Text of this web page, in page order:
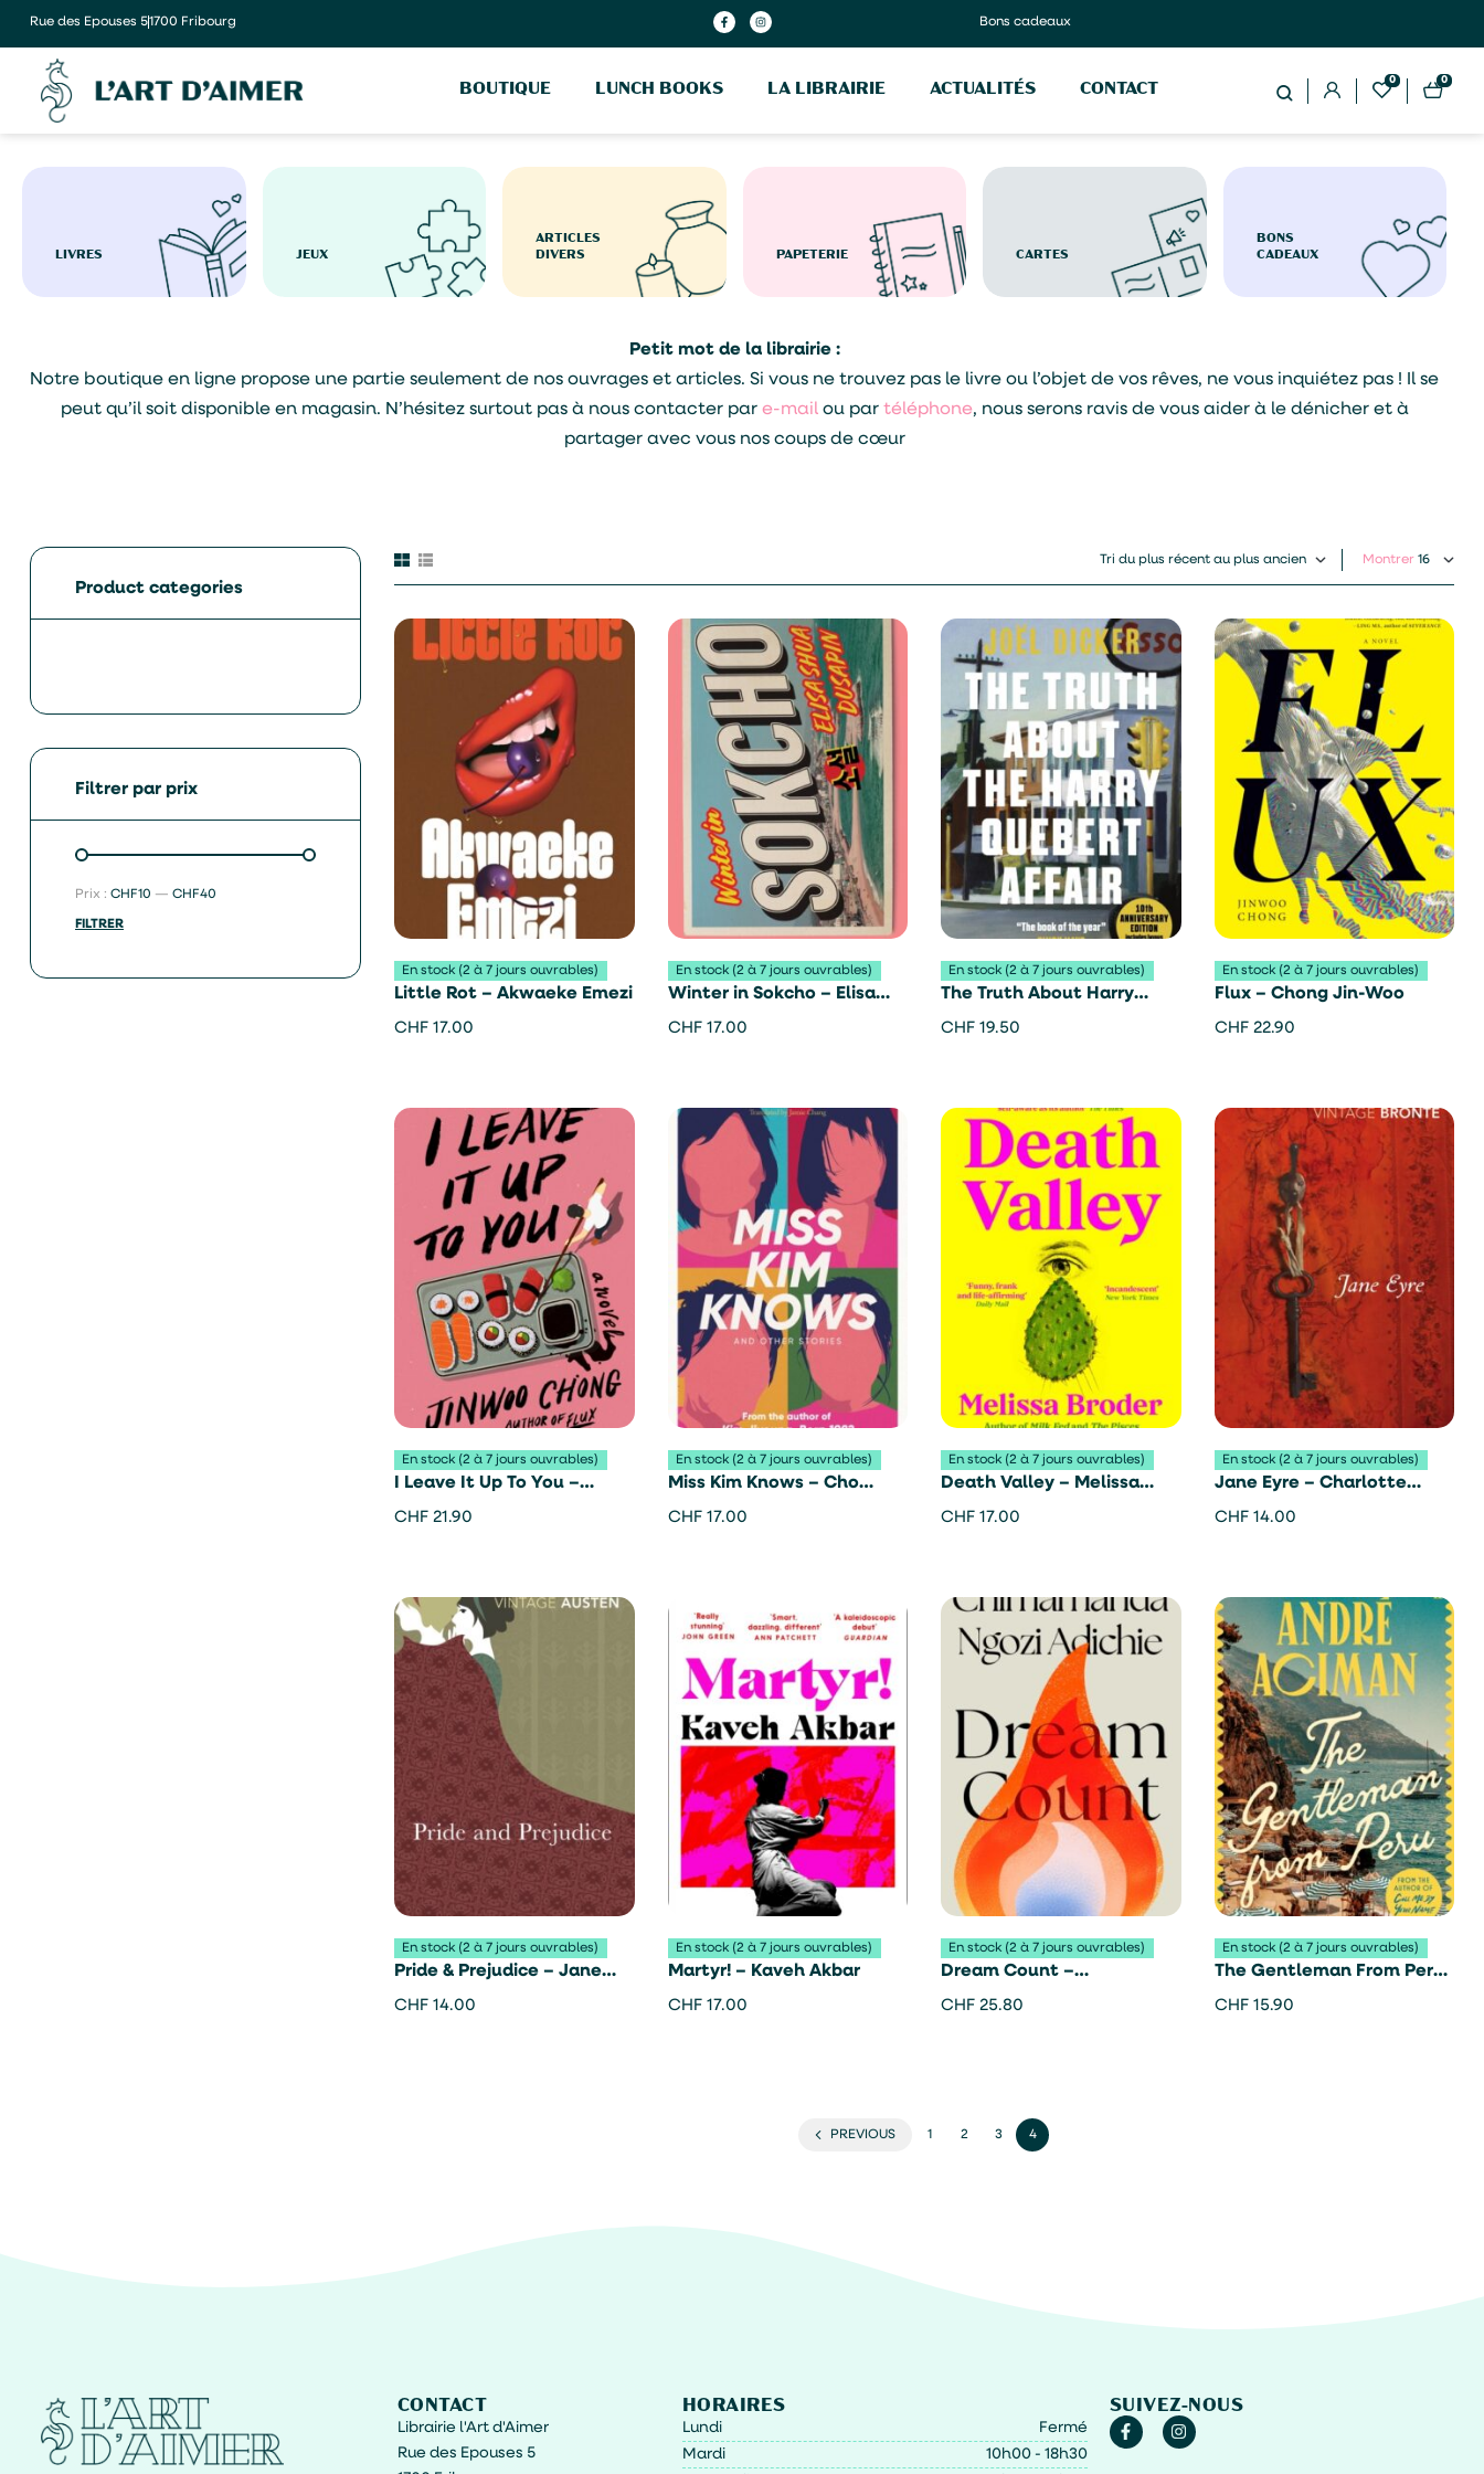
Rue des Epouses 51700 Fribourg Bons cadeaux
BOUTIQUE LUNCH BOOKS LA LIBRAIRIE ACTUALITÉS CONTACT
0 0
LIVRES JEUX
ARTICLES
DIVERS
PAPETERIE CARTES
BONS
CADEAUX
Petit mot de la librairie :
Notre boutique en ligne propose une partie seulement de nos ouvrages et articles. Si vous ne trouvez pas le livre ou l’objet de vos rêves, ne vous inquiétez pas ! Il se
peut qu’il soit disponible en magasin. N’hésitez surtout pas à nous contacter par e-mailou par téléphone, nous serons ravis de vous aider à le dénicher et à
partager avec vous nos coups de cœur
Montrer
En stock (2 à 7 jours ouvrables)
Little Rot – Akwaeke Emezi
CHF 17.00
En stock (2 à 7 jours ouvrables)
Winter in Sokcho – Elisa
Shua Dusapin
CHF 17.00
En stock (2 à 7 jours ouvrables)
The Truth About Harry
Quebert Affair – Joel
CHF 19.50
En stock (2 à 7 jours ouvrables)
Flux – Chong Jin-Woo
CHF 22.90
En stock (2 à 7 jours ouvrables)
I Leave It Up To You –
Chong Jin-woo
CHF 21.90
En stock (2 à 7 jours ouvrables)
Miss Kim Knows – Cho
Nam-Joo
CHF 17.00
En stock (2 à 7 jours ouvrables)
Death Valley – Melissa
Broder
CHF 17.00
En stock (2 à 7 jours ouvrables)
Jane Eyre – Charlotte
Brontë
CHF 14.00
En stock (2 à 7 jours ouvrables)
Pride & Prejudice – Jane
Austen
CHF 14.00
En stock (2 à 7 jours ouvrables)
Martyr! – Kaveh Akbar
CHF 17.00
En stock (2 à 7 jours ouvrables)
Dream Count –
Chimamanda Ngozi Adichie
CHF 25.80
En stock (2 à 7 jours ouvrables)
The Gentleman From Peru
– André Aciman
CHF 15.90
PREVIOUS 1 2 3 4
Product categories
Filtrer par prix
FILTRER
Prix : CHF10 — CHF40
CONTACT
Librairie l'Art d'Aimer
Rue des Epouses 5
HORAIRES
Lundi
Fermé
Mardi
10h00 - 18h30
SUIVEZ-NOUS